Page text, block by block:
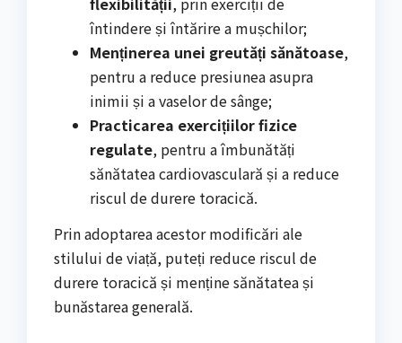
întindere și întărire a mușchilor;
Menținerea unei greutăți sănătoase,
pentru a reduce presiunea asupra
inimii și a vaselor de sânge;
Practicarea exercițiilor fizice
regulate, pentru a îmbunătăți
sănătatea cardiovasculară și a reduce
riscul de durere toracică.
Prin adoptarea acestor modificări ale
stilului de viață, puteți reduce riscul de
durere toracică și menține sănătatea și
bunăstarea generală.